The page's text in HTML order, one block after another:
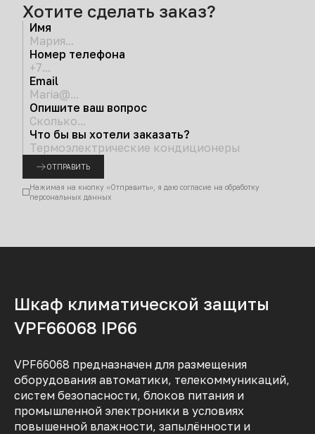
Хотите сделать заказ?
Имя
Номер телефона
Email
Опишите ваш вопрос
Что бы вы хотели заказать?
ОТПРАВИТЬ
Нажимая на кнопку «Отправить», я даю согласие на обработку
персональных данных
Шкаф климатической защиты
VPF66068 IP66
VPF66068 предназначен для размещения
оборудования автоматики, телекоммуникаций,
систем безопасности, блоков питания и
промышленной электроники в условиях
повышенной влажности, запылённости и